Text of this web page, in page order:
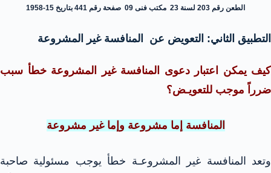
الطعن رقم 203 لسنة 23 مكتب فنى 09 صفحة رقم 441 بتاريخ 15-1958
التطبيق الثاني: التعويض عن المنافسة غير المشروعة
كيف يمكن اعتبار دعوى المنافسة غير المشروعة خطأ سبب
ضرراً موجب للتعويـض؟
المنافسة إما مشروعة وإما غير مشروعة
وتعد المنافسة غير المشروعـة خطأ يوجب مسئولية صاحبة